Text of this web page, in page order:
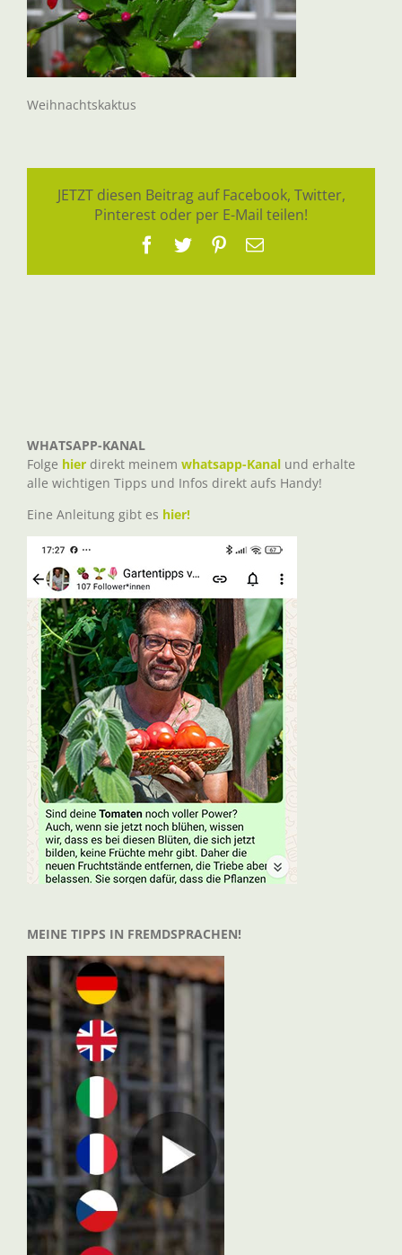
Weihnachtskaktus
JETZT diesen Beitrag auf Facebook, Twitter,
Pinterest oder per E-Mail teilen!
Facebook
TwitterPinterest
E-
WHATSAPP-KANAL
Folge hier direkt meinem whatsapp-Kanal und erhalte
alle wichtigen Tipps und Infos direkt aufs Handy!
Eine Anleitung gibt es hier!
MEINE TIPPS IN FREMDSPRACHEN!